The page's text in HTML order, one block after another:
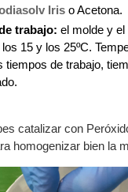
Iris o Acetona.
trabajo: el molde y
15 y los 25ºC.
tiempos de trabajo,
catalizar con
homogenizar bien la